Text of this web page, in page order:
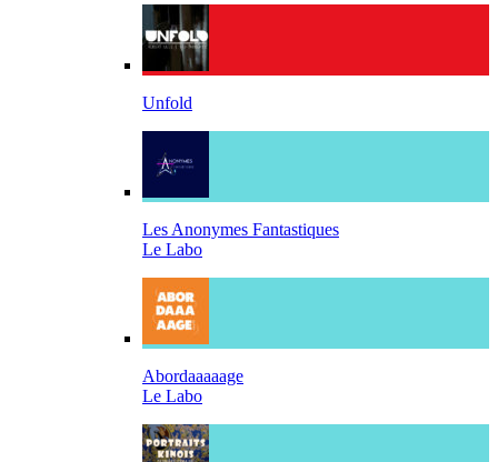
Unfold
Les Anonymes Fantastiques
Le Labo
Abordaaaaage
Le Labo